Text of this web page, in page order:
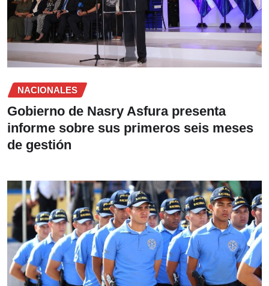
NACIONALES
Gobierno de Nasry Asfura presenta
informe sobre sus primeros seis meses
de gestión